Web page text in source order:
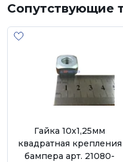
Сопутствующие
Гайка 10х1,25мм
квадратная крепления
бампера арт. 21080-